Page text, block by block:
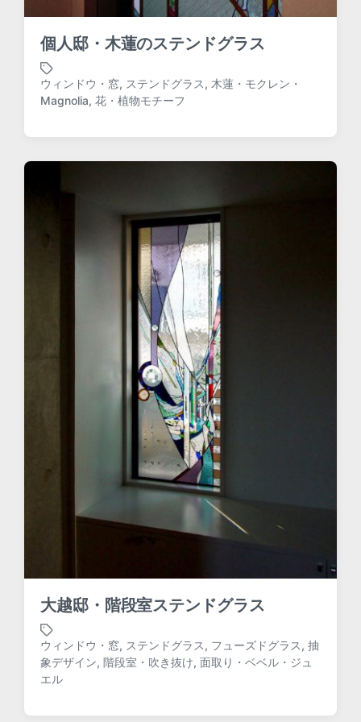
個人邸・木蓮のステンドグラス
T
a
e
ウィンドウ・窓, ステンドグラス, 木蓮・モクレン・
Magnolia, 花・植物モチーフ
大越邸・階段室ステンドグラス
T
a
g
ウィンドウ・窓, ステンドグラス, フューズドグラス, 抽
象デザイン, 階段室・吹き抜け, 面取り・ベベル・ジュ
エル